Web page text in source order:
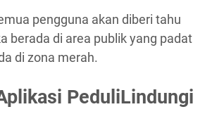
pengguna akan diberi tahu
berada di area publik yang padat
di zona merah.
PeduliLindungi